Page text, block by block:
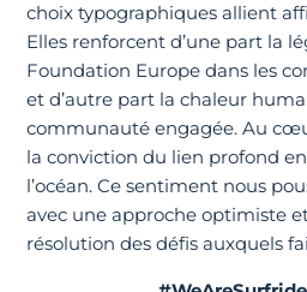
choix typographiques allient
Elles renforcent d’une part la
Foundation Europe dans les
et d’autre part la chaleur
communauté engagée. Au
la conviction du lien profond
l’océan. Ce sentiment nous
avec une approche optimiste
résolution des défis auxquels